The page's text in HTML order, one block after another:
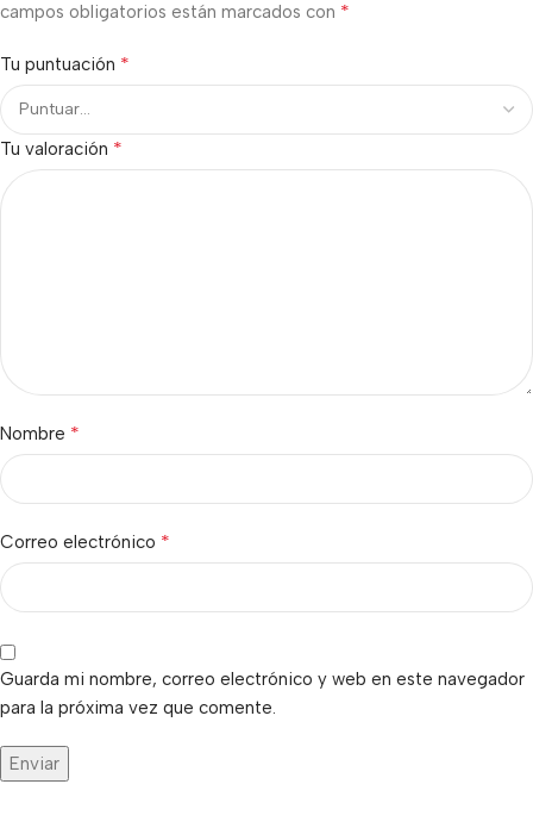
campos obligatorios están marcados con *
Tu puntuación *
Tu valoración *
Nombre *
Correo electrónico *
Guarda mi nombre, correo electrónico y web en este navegador
para la próxima vez que comente.